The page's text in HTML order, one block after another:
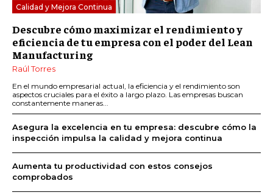
Calidad y Mejora Continua
Descubre cómo maximizar el rendimiento y
eficiencia de tu empresa con el poder del Lean
Manufacturing
Raúl Torres
En el mundo empresarial actual, la eficiencia y el rendimiento son
aspectos cruciales para el éxito a largo plazo. Las empresas buscan
constantemente maneras...
Asegura la excelencia en tu empresa: descubre cómo la
inspección impulsa la calidad y mejora continua
Aumenta tu productividad con estos consejos
comprobados